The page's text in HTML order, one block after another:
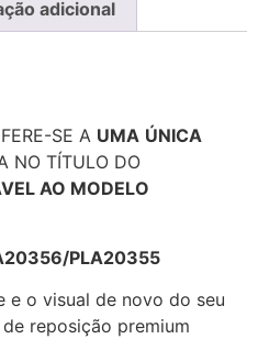
adicional
SE A UMA ÚNICA
NO TÍTULO DO
AO MODELO
PLA20355
e o visual de novo do seu
reposição premium